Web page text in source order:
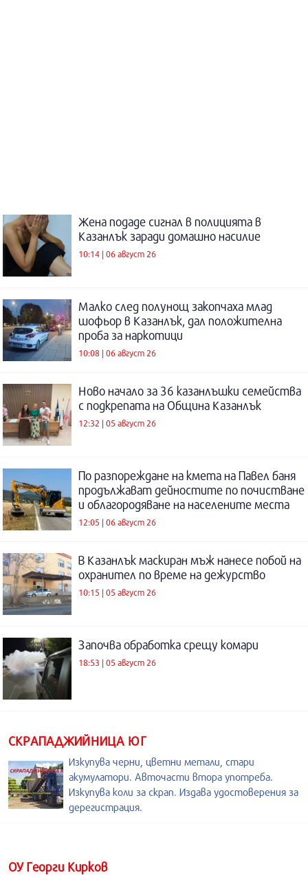
Жена подаде сигнал в полицията в
Казанлък заради домашно насилие
10:14 | 06 август 26
Малко след полунощ закопчаха млад
шофьор в Казанлък, дал положителна
проба за наркотици
10:08 | 06 август 26
Ново начало за 36 казанлъшки семейства
с подкрепата на Община Казанлък
12:32 | 05 август 26
По разпореждане на кмета на Павел баня
продължават дейностите по почистване
и облагородяване на населените места
12:05 | 06 август 26
В Казанлък маскиран мъж нанесе побой на
охранител по време на дежурство
10:15 | 05 август 26
Започва обработка срещу комари
18:53 | 05 август 26
СКРАПАДЖИЙНИЦА ЮГ
Изкупува черни, цветни метали, стари
акумулатори. Авточасти втора употреба.
Изкупува коли за скрап. Издава удостоверения за
дерегистрация.
ОУ Георги Кирков